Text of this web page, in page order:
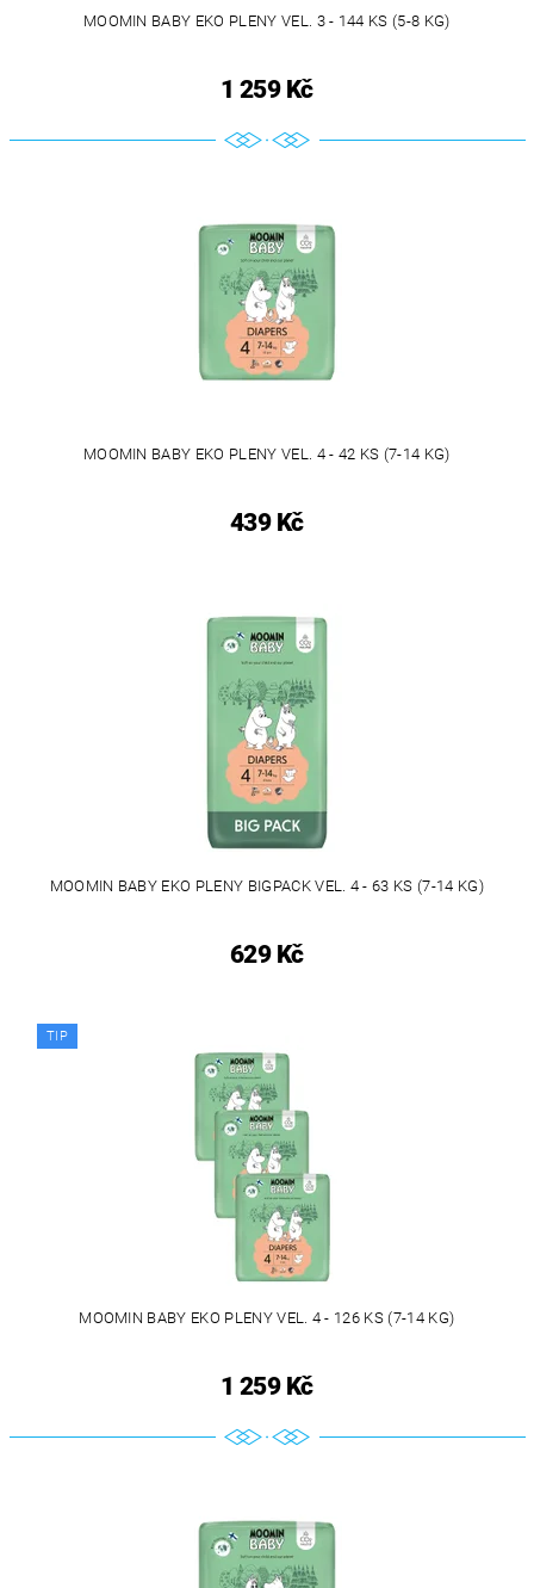
MOOMIN BABY EKO PLENY VEL. 3 - 144 KS (5-8 KG)
1 259 Kč
MOOMIN BABY EKO PLENY VEL. 4 - 42 KS (7-14 KG)
439 Kč
MOOMIN BABY EKO PLENY BIGPACK VEL. 4 - 63 KS (7-14 KG)
629 Kč
TIP
MOOMIN BABY EKO PLENY VEL. 4 - 126 KS (7-14 KG)
1 259 Kč